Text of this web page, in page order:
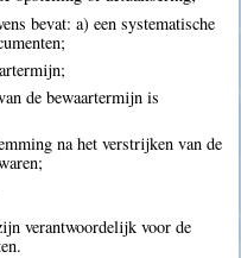
bevat: a) een systematische
de bewaartermijn is
na het verstrijken van de
verantwoordelijk voor de